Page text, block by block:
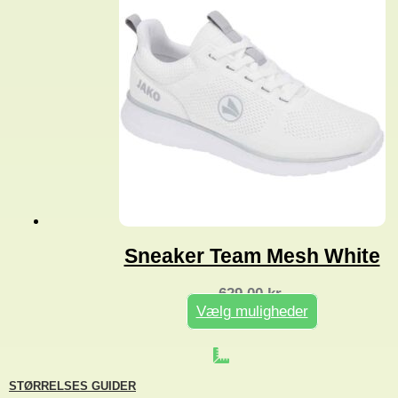
Sneaker Team Mesh White
629,00kr.
Vælg muligheder
Dette
STØRRELSES GUIDER